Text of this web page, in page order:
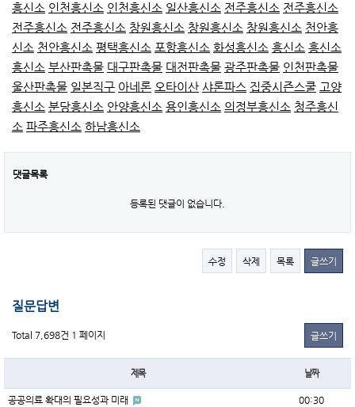
흥신소 인천흥신소 인천흥신소 일산흥신소 전주흥신소 전주흥신소
전주흥신소 전주흥신소 창원흥신소 창원흥신소 창원흥신소 천안흥
신소 천안흥신소 평택흥신소 포항흥신소 화성흥신소 흥신소 흥신소
흥신소 부산판촉물 대구판촉물 대전판촉물 광주판촉물 인천판촉물
울산판촉물 일본직구 아네론 오타이산 샤론파스 집중시즌스쿨 고양
흥신소 분당흥신소 안양흥신소 용인흥신소 의정부흥신소 청주흥신
소 파주흥신소 하남흥신소
댓글목록
등록된 댓글이 없습니다.
수정 삭제 목록 글쓰기
질문답변
Total 7,698건 1 페이지 글쓰기
제목 날짜
공공의료 확대의 필요성과 미래 00:30